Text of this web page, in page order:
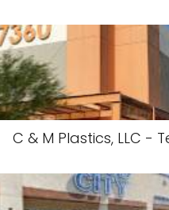
C & M Plastics, LLC -